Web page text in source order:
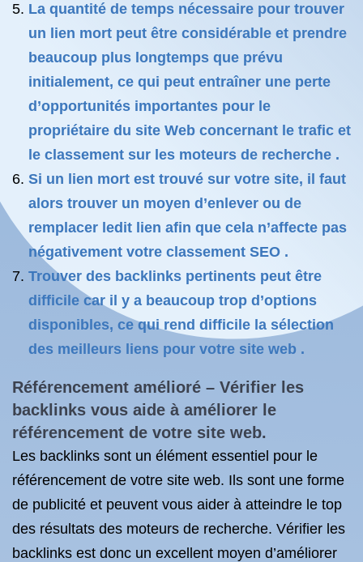
La quantité de temps nécessaire pour trouver
un lien mort peut être considérable et prendre
beaucoup plus longtemps que prévu
initialement, ce qui peut entraîner une perte
d’opportunités importantes pour le
propriétaire du site Web concernant le trafic et
le classement sur les moteurs de recherche .
Si un lien mort est trouvé sur votre site, il faut
alors trouver un moyen d’enlever ou de
remplacer ledit lien afin que cela n’affecte pas
négativement votre classement SEO .
Trouver des backlinks pertinents peut être
difficile car il y a beaucoup trop d’options
disponibles, ce qui rend difficile la sélection
des meilleurs liens pour votre site web .
Référencement amélioré – Vérifier les
backlinks vous aide à améliorer le
référencement de votre site web.
Les backlinks sont un élément essentiel pour le
référencement de votre site web. Ils sont une forme
de publicité et peuvent vous aider à atteindre le top
des résultats des moteurs de recherche. Vérifier les
backlinks est donc un excellent moyen d’améliorer